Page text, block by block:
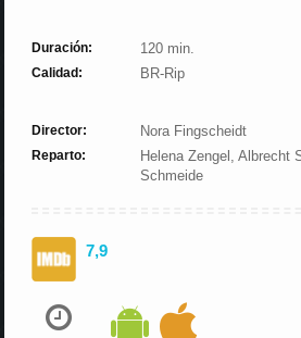
Duración: 120 min.
Calidad: BR-Rip
Director: Nora Fingscheidt
Reparto:
Helena Zengel, Albrecht
Schmeide
7,9